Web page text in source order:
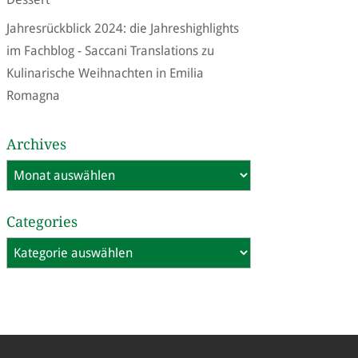
Jahresrückblick 2024: die Jahreshighlights
im Fachblog - Saccani Translationszu
Kulinarische Weihnachten in Emilia
Romagna
Archives
Archives
Categories
Categories